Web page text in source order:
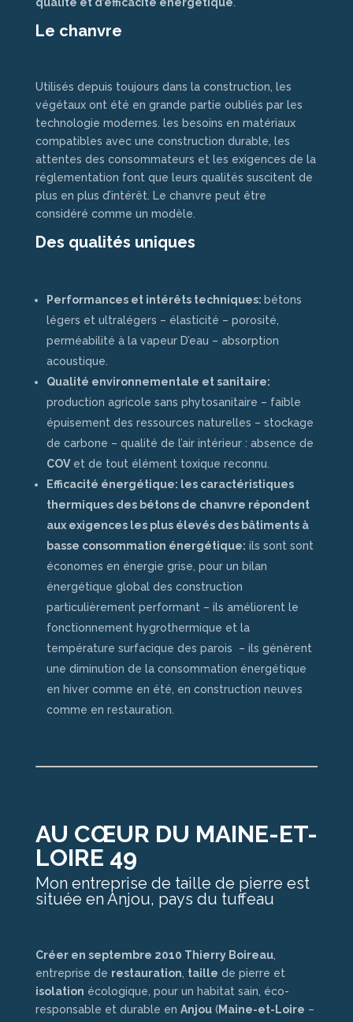
Le chanvre
Utilisés depuis toujours dans la construction, les
végétaux ont été en grande partie oubliés par les
technologie modernes. les besoins en matériaux
compatibles avec une construction durable, les
attentes des consommateurs et les exigences de la
réglementation font que leurs qualités suscitent de
plus en plus d’intérêt. Le chanvre peut être
considéré comme un modèle.
Des qualités uniques
Performances et intérêts techniques: bétons
légers et ultralégers – élasticité – porosité,
perméabilité à la vapeur D’eau – absorption
acoustique.
Qualité environnementale et sanitaire:
production agricole sans phytosanitaire – faible
épuisement des ressources naturelles – stockage
de carbone – qualité de l’air intérieur : absence de
COVet de tout élément toxique reconnu.
Efficacité énergétique: les caractéristiques
thermiques des bétons de chanvre répondent
aux exigences les plus élevés des bâtiments à
basse consommation énergétique: ils sont sont
économes en énergie grise, pour un bilan
énergétique global des construction
particulièrement performant – ils améliorent le
fonctionnement hygrothermique et la
température surfacique des parois – ils génèrent
une diminution de la consommation énergétique
en hiver comme en été, en construction neuves
comme en restauration.
AU CŒUR DU MAINE-ET-
LOIRE 49
Mon entreprise de taille de pierre est
située en Anjou, pays du tuffeau
Créer en septembre 2010 Thierry Boireau,
entreprise de restauration taille de pierre et
isolation écologique, pour un habitat sain, éco-
responsable et durable en Anjou(Maine-et-Loire –